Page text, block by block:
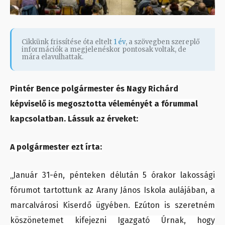
Cikkünk frissítése óta eltelt 1 év, a szövegben szereplő
információk a megjelenéskor pontosak voltak, de
mára elavulhattak.
Pintér Bence polgármester és Nagy Richárd
képviselő is megosztotta véleményét a fórummal
kapcsolatban. Lássuk az érveket:
A polgármester ezt írta:
„Január 31-én, pénteken délután 5 órakor lakossági
fórumot tartottunk az Arany János Iskola aulájában, a
marcalvárosi Kiserdő ügyében. Ezúton is szeretném
köszönetemet kifejezni Igazgató Úrnak, hogy